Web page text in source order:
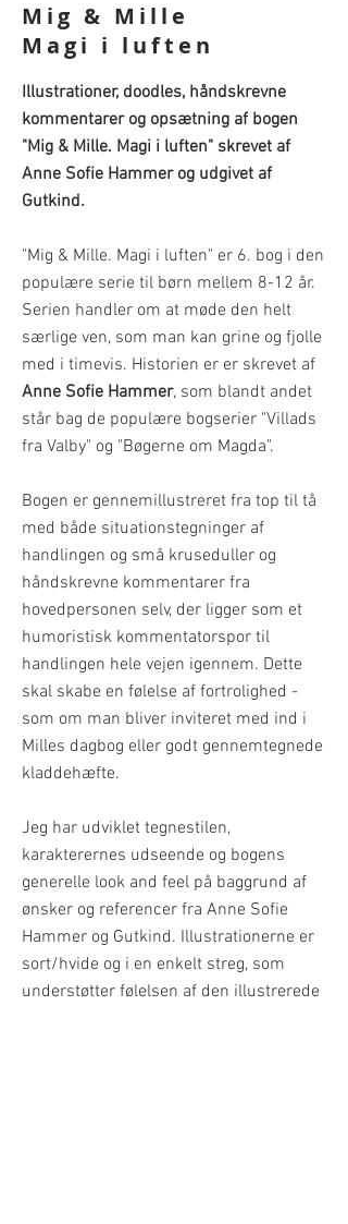
Mig & Mille
Magi i luften
Illustrationer, doodles, håndskrevne
kommentarer og opsætning af bogen
"Mig & Mille. Magi i luften" skrevet af
Anne Sofie Hammerog udgivet af
Gutkind.
"Mig & Mille. Magi i luften" er 6. bog i den
populære serie til børn mellem 8-12 år.
Serien handler om at møde den helt
særlige ven, som man kan grine og fjolle
med i timevis. Historien er er skrevet af
Anne Sofie Hammer, som blandt andet
står bag de populære bogserier "Villads
fra Valby" og "Bøgerne om Magda".
Bogen er gennemillustreret fra top til tå
med både situationstegninger af
handlingen og små kruseduller og
håndskrevne kommentarer fra
hovedpersonen selv, der ligger som et
humoristisk kommentatorspor til
handlingen hele vejen igennem. Dette
skal skabe en følelse af fortrolighed -
som om man bliver inviteret med ind i
Milles dagbog eller godt gennemtegnede
kladdehæfte.
Jeg har udviklet tegnestilen,
karakterernes udseende og bogens
generelle look and feel på baggrund af
ønsker og referencer fra Anne Sofie
Hammer og Gutkind. Illustrationerne er
sort/hvide og i en enkelt streg, som
understøtter følelsen af den illustrerede